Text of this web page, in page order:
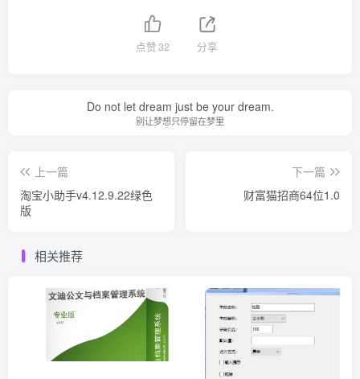
点赞32 分享
Do not let dream just be your dream.
别让梦想只停留在梦里
上一篇
淘宝小助手v4.12.9.22绿色
版
下一篇
财富猫招商64位1.0
相关推荐